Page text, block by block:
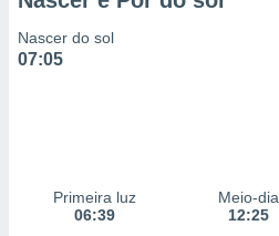
Nascer do sol
07:05
Primeira luz
06:39
Meio-dia
12:25